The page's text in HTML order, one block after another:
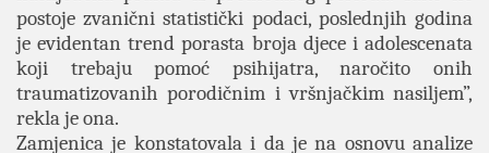
postoje zvanični statistički podaci, poslednjih godina
je evidentan trend porasta broja djece i adolescenata
koji trebaju pomoć psihijatra, naročito onih
traumatizovanih porodičnim i vršnjačkim nasiljem”,
rekla je ona.
Zamjenica je konstatovala i da je na osnovu analize